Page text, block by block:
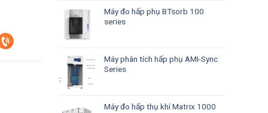
Máy đo hấp phụ BTsorb 100
series
Máy phân tích hấp phụ AMI-Sync
Series
Máy đo hấp thụ khí Matrix 1000